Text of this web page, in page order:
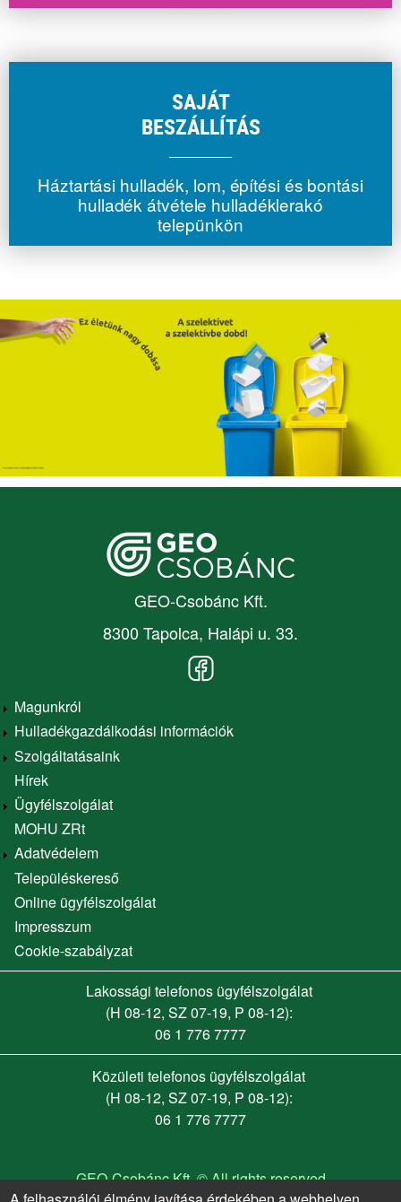
SAJÁT
BESZÁLLÍTÁS
Háztartási hulladék, lom, építési és bontási
hulladék átvétele hulladéklerakó
telepünkön
GEO-Csobánc Kft.
8300 Tapolca, Halápi u. 33.
Main
navigation
Magunkról
Hulladékgazdálkodási információk
Szolgáltatásaink
Hírek
Ügyfélszolgálat
MOHU ZRt
Adatvédelem
Footer menu
Településkereső
Online ügyfélszolgálat
Impresszum
Cookie-szabályzat
Lakossági telefonos ügyfélszolgálat
(H 08-12, SZ 07-19, P 08-12):
06 1 776 7777
Közületi telefonos ügyfélszolgálat
(H 08-12, SZ 07-19, P 08-12):
06 1 776 7777
GEO-Csobánc Kft. © All rights reserved